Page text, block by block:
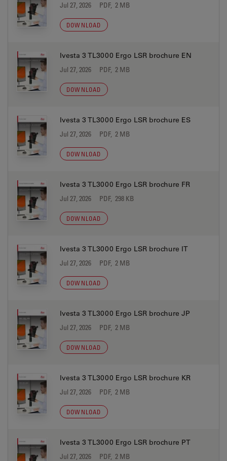
Jul 27, 2026 PDF, 2 MB
DOWNLOAD
Ivesta 3 TL3000 Ergo LSR brochure EN
Jul 27, 2026 PDF, 2 MB
DOWNLOAD
Ivesta 3 TL3000 Ergo LSR brochure ES
Jul 27, 2026 PDF, 2 MB
DOWNLOAD
Ivesta 3 TL3000 Ergo LSR brochure FR
Jul 27, 2026 PDF, 298 KB
DOWNLOAD
Ivesta 3 TL3000 Ergo LSR brochure IT
Jul 27, 2026 PDF, 2 MB
DOWNLOAD
Ivesta 3 TL3000 Ergo LSR brochure JP
Jul 27, 2026 PDF, 2 MB
DOWNLOAD
Ivesta 3 TL3000 Ergo LSR brochure KR
Jul 27, 2026 PDF, 2 MB
DOWNLOAD
Ivesta 3 TL3000 Ergo LSR brochure PT
Jul 27, 2026 PDF, 2 MB